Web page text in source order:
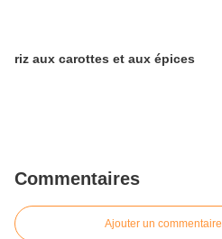
riz aux carottes et aux épices
Commentaires
Ajouter un commentaire